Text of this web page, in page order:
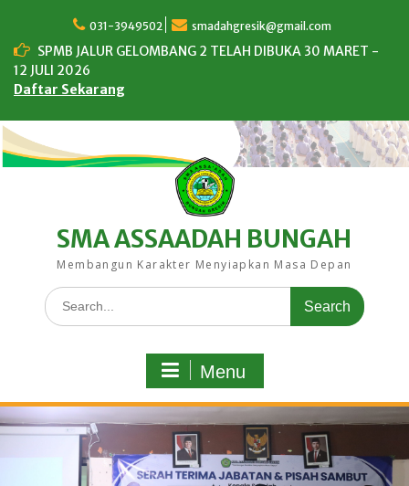
content
031-3949502 smadahgresik@gmail.com
SPMB JALUR GELOMBANG 2 TELAH DIBUKA 30 MARET -
12 JULI 2026
Daftar Sekarang
SMA ASSAADAH BUNGAH
Membangun Karakter Menyiapkan Masa Depan
Search
for:
Menu